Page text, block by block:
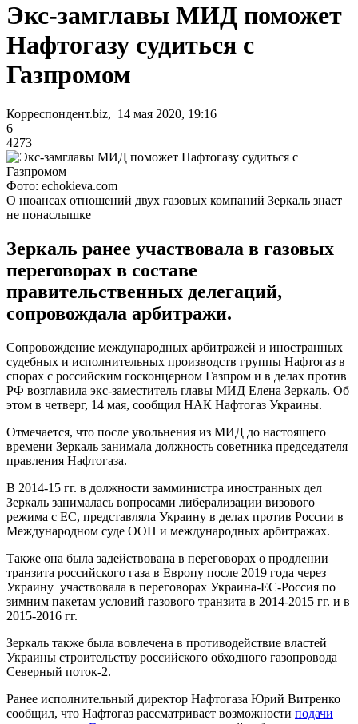
Экс-замглавы МИД поможет
Нафтогазу судиться с
Газпромом
Корреспондент.biz, 14 мая 2020, 19:16
6
4273
Фото: echokieva.com
О нюансах отношений двух газовых компаний Зеркаль знает
не понаслышке
Зеркаль ранее участвовала в газовых
переговорах в составе
правительственных делегаций,
сопровождала арбитражи.
Сопровождение международных арбитражей и иностранных
судебных и исполнительных производств группы Нафтогаз в
спорах с российским госконцерном Газпром и в делах против
РФ возглавила экс-заместитель главы МИД Елена Зеркаль. Об
этом в четверг, 14 мая, сообщил НАК Нафтогаз Украины.
Отмечается, что после увольнения из МИД до настоящего
времени Зеркаль занимала должность советника председателя
правления Нафтогаза.
В 2014-15 гг. в должности замминистра иностранных дел
Зеркаль занималась вопросами либерализации визового
режима с ЕС, представляла Украину в делах против России в
Международном суде ООН и международных арбитражах.
Также она была задействована в переговорах о продлении
транзита российского газа в Европу после 2019 года через
Украину участвовала в переговорах Украина-ЕС-Россия по
зимним пакетам условий газового транзита в 2014-2015 гг. и в
2015-2016 гг.
Зеркаль также была вовлечена в противодействие властей
Украины строительству российского обходного газопровода
Северный поток-2.
Ранее исполнительный директор Нафтогаза Юрий Витренко
сообщил, что Нафтогаз рассматривает возможности подачи